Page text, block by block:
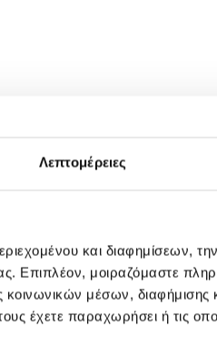
Λεπτομέρειες
και διαφημίσεων,
Επιπλέον, μοιραζόμαστε
κοινωνικών μέσων,
έχετε παραχωρήσει ή τις